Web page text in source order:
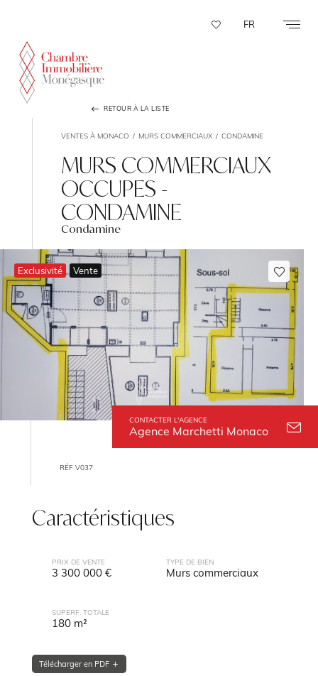
FR
RETOUR À LA LISTE
VENTES À MONACO MURS COMMERCIAUX CONDAMINE
MURS COMMERCIAUX
OCCUPES -
CONDAMINE
Condamine
CONTACTER L'AGENCE
Agence Marchetti Monaco
Exclusivité Vente
RÉF V037
Caractéristiques
PRIX DE VENTE
3 300 000 €
TYPE DE BIEN
Murs commerciaux
SUPERF. TOTALE
180 m²
Télécharger en PDF